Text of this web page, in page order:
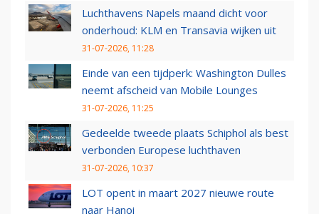
Luchthavens Napels maand dicht voor
onderhoud: KLM en Transavia wijken uit
31-07-2026, 11:28
Einde van een tijdperk: Washington Dulles
neemt afscheid van Mobile Lounges
31-07-2026, 11:25
Gedeelde tweede plaats Schiphol als best
verbonden Europese luchthaven
31-07-2026, 10:37
LOT opent in maart 2027 nieuwe route
naar Hanoi